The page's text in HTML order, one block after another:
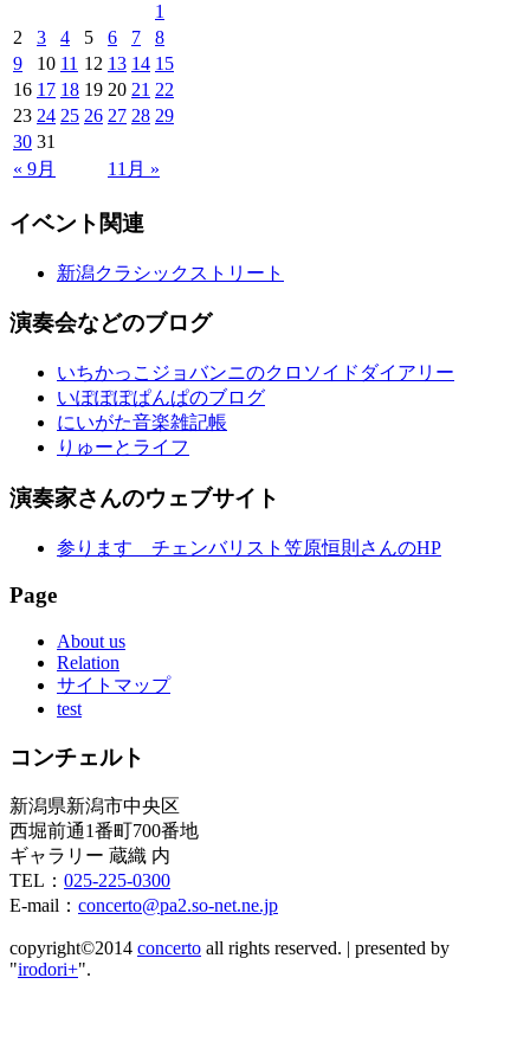
« 9月 11月 »
1
2
3 4 5 6 7
8
9
10 11 12 13 14 15
16 17 18 19 20 21 22
23 24 25 26 27 28 29
30 31
イベント関連
新潟クラシックストリート
演奏会などのブログ
いちかっこジョバンニのクロソイドダイアリー
いぽぽぽぱんぱのブログ
にいがた音楽雑記帳
りゅーとライフ
演奏家さんのウェブサイト
参ります チェンバリスト笠原恒則さんのHP
Page
About us
Relation
サイトマップ
test
コンチェルト
新潟県新潟市中央区
西堀前通1番町700番地
ギャラリー 蔵織 内
TEL： 025-225-0300
E-mail： concerto@pa2.so-net.ne.jp
copyright©2014 concerto all rights reserved. | presented by
"irodori+".